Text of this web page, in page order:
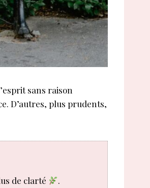
sans raison
D’autres, plus prudents,
de clarté .